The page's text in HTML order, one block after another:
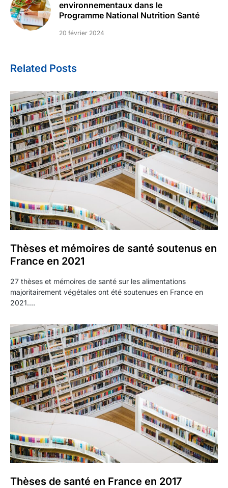
environnementaux dans le
Programme National Nutrition Santé
20 février 2024
Related Posts
Thèses et mémoires de santé soutenus en
France en 2021
27 thèses et mémoires de santé sur les alimentations
majoritairement végétales ont été soutenues en France en
2021.…
Thèses de santé en France en 2017